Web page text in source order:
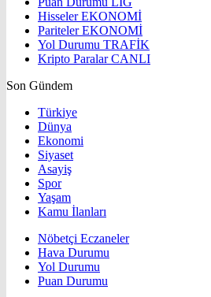
HisselerEKONOMİ
ParitelerEKONOMİ
Yol Durumu TRAFİK
Kripto ParalarCANLI
Son Gündem
Türkiye
Dünya
Ekonomi
Siyaset
Asayiş
Spor
Yaşam
Kamu İlanları
Nöbetçi Eczaneler
Hava Durumu
Yol Durumu
Puan Durumu